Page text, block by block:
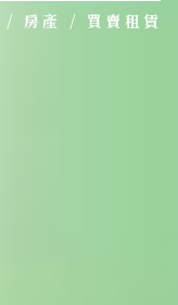
房產 / 買賣租賃